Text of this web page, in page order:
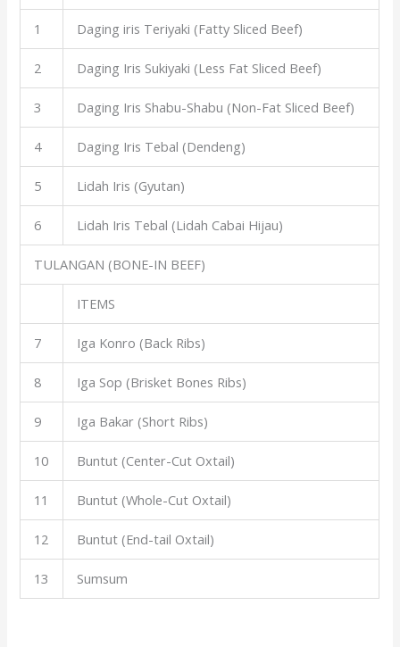
1 Daging iris Teriyaki (Fatty Sliced Beef)
2 Daging Iris Sukiyaki (Less Fat Sliced Beef)
3 Daging Iris Shabu-Shabu (Non-Fat Sliced Beef)
4 Daging Iris Tebal (Dendeng)
5 Lidah Iris (Gyutan)
6 Lidah Iris Tebal (Lidah Cabai Hijau)
TULANGAN (BONE-IN BEEF)
ITEMS
7 Iga Konro (Back Ribs)
8 Iga Sop (Brisket Bones Ribs)
9 Iga Bakar (Short Ribs)
10 Buntut (Center-Cut Oxtail)
11 Buntut (Whole-Cut Oxtail)
12 Buntut (End-tail Oxtail)
13 Sumsum